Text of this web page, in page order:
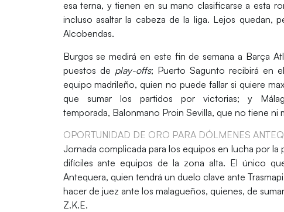
esa terna, y tienen en su mano clasificarse a esta
incluso asaltar la cabeza de la liga. Lejos quedan,
Alcobendas.
Burgos se medirá en este fin de semana a Barça
puestos de play-offs; Puerto Sagunto recibirá en el
equipo madrileño, quien no puede fallar si quiere
que sumar los partidos por victorias; y
temporada, Balonmano Proin Sevilla, que no tiene ni
OPORTUNIDAD DE ORO PARA DÓLMENES
Jornada complicada para los equipos en lucha por
difíciles ante equipos de la zona alta. El único
Antequera, quien tendrá un duelo clave ante
hacer de juez ante los malagueños, quienes, de
Z.K.E.